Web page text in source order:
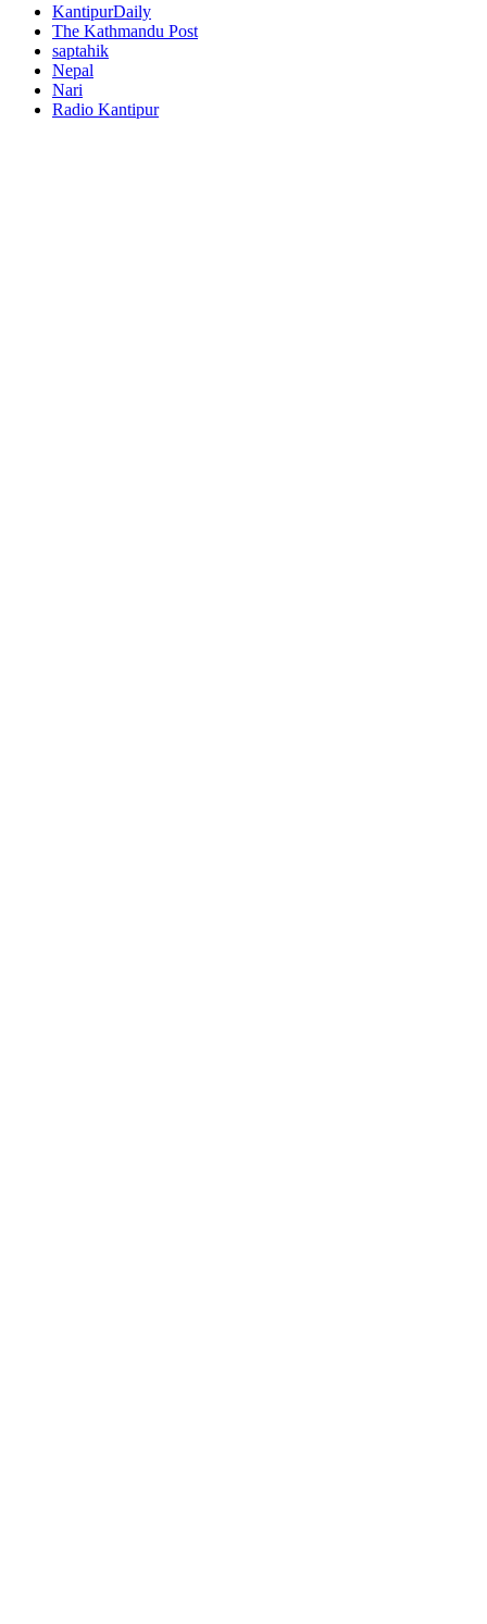
KantipurDaily
The Kathmandu Post
saptahik
Nepal
Nari
Radio Kantipur